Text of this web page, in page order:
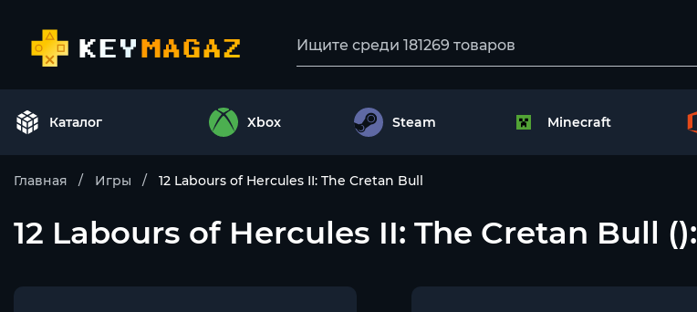
Каталог Xbox Steam Minecraft
Главная Игры 12 Labours of Hercules II: The Cretan Bull
12 Labours of Hercules II: The Cretan Bull ():